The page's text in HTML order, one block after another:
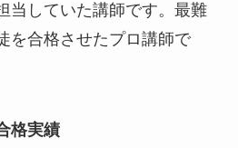
当していた講師です。最難
を合格させたプロ講師で
格実績